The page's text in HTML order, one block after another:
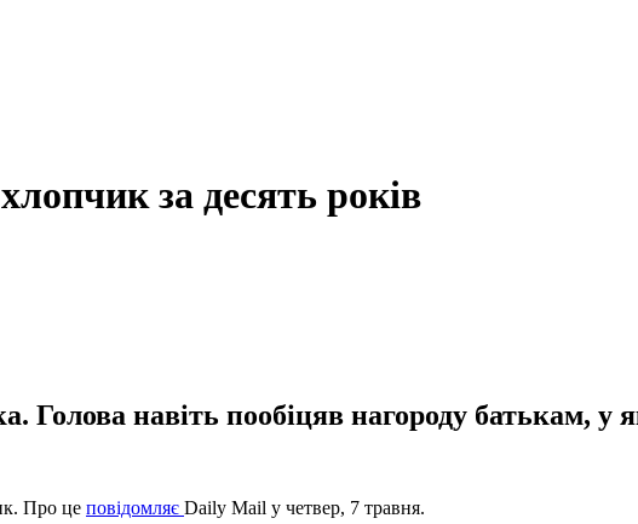
за десять років
Голова навіть пообіцяв нагороду батькам, у
Про це повідомляє Daily Mail у четвер, 7 травня.